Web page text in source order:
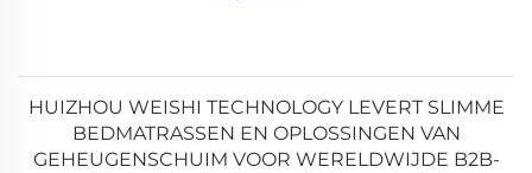
HUIZHOU WEISHI TECHNOLOGY LEVERT SLIMME
BEDMATRASSEN EN OPLOSSINGEN VAN
GEHEUGENSCHUIM VOOR WERELDWIJDE B2B-